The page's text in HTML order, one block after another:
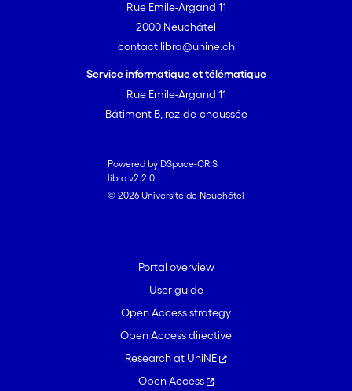
Rue Emile-Argand 11
2000 Neuchâtel
contact.libra@unine.ch
Service informatique et télématique
Rue Emile-Argand 11
Bâtiment B, rez-de-chaussée
Powered by DSpace-CRIS
libra v2.2.0
© 2026 Université de Neuchâtel
Portal overview
User guide
Open Access strategy
Open Access directive
Research at UniNE
Open Access